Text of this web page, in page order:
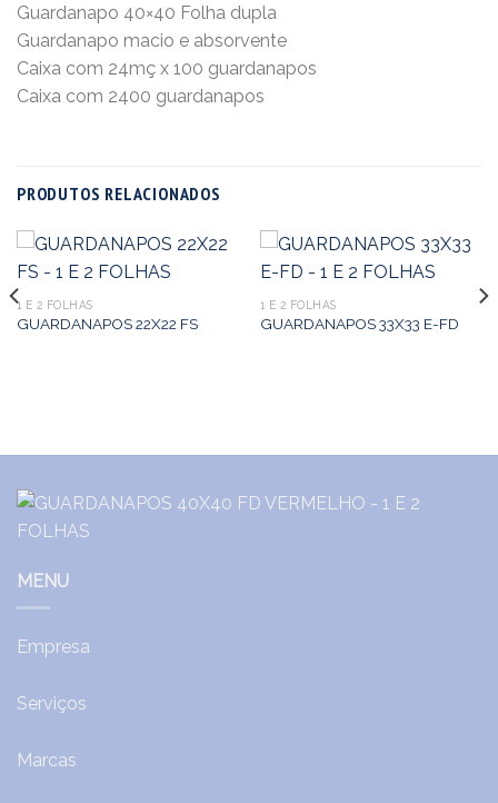
Guardanapo 40×40 Folha dupla
Guardanapo macio e absorvente
Caixa com 24mç x 100 guardanapos
Caixa com 2400 guardanapos
PRODUTOS RELACIONADOS
1 E 2 FOLHAS
GUARDANAPOS 22X22 FS
1 E 2 FOLHAS
GUARDANAPOS 33X33 E-FD
MENU
Empresa
Serviços
Marcas